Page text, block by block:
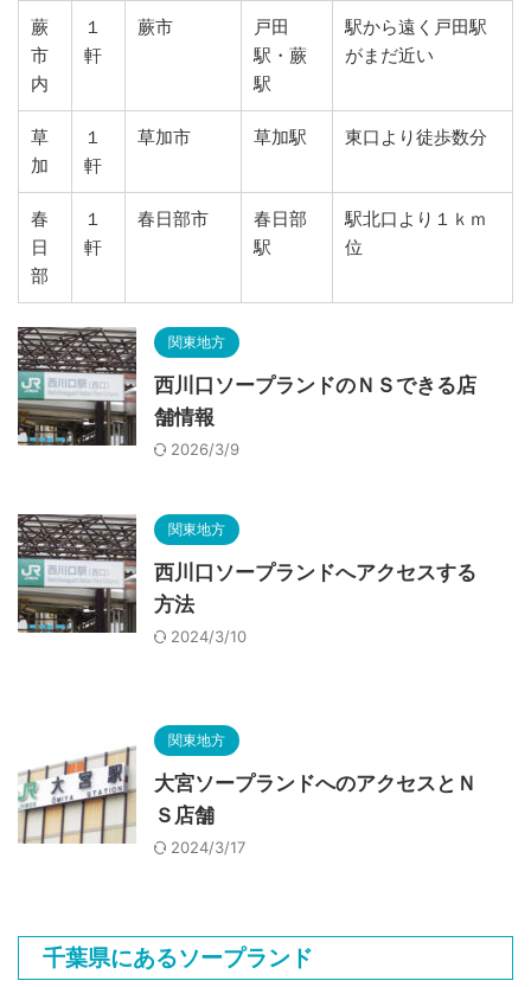
蕨
市
内
１
軒
蕨市
戸田
駅・蕨
駅
駅から遠く戸田駅
がまだ近い
草
加
１
軒
草加市 草加駅 東口より徒歩数分
春
日
部
１
軒
春日部市
春日部
駅
駅北口より１ｋｍ
位
関東地方
西川口ソープランドのＮＳできる店
舗情報
2026/3/9
関東地方
西川口ソープランドへアクセスする
方法
2024/3/10
関東地方
大宮ソープランドへのアクセスとＮ
Ｓ店舗
2024/3/17
千葉県にあるソープランド